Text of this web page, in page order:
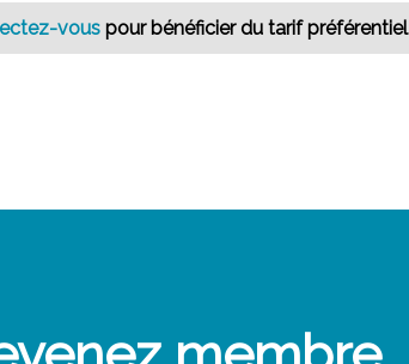
vous pour bénéficier du tarif préférentiel